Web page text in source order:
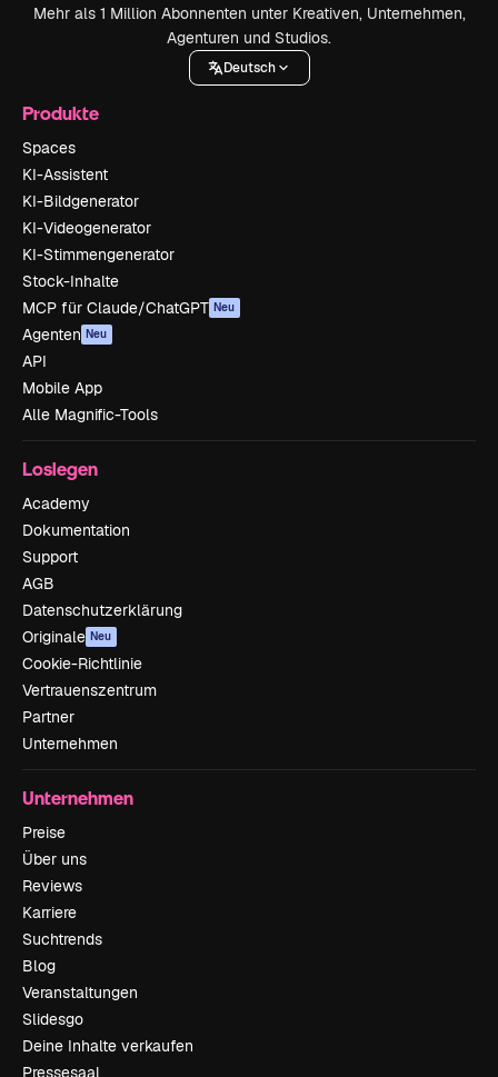
Mehr als 1 Million Abonnenten unter Kreativen, Unternehmen,
Agenturen und Studios.
Deutsch
Produkte
Spaces
KI-Assistent
KI-Bildgenerator
KI-Videogenerator
KI-Stimmengenerator
Stock-Inhalte
MCP für Claude/ChatGPT Neu
Agenten Neu
API
Mobile App
Alle Magnific-Tools
Loslegen
Academy
Dokumentation
Support
AGB
Datenschutzerklärung
Originale Neu
Cookie-Richtlinie
Vertrauenszentrum
Partner
Unternehmen
Unternehmen
Preise
Über uns
Reviews
Karriere
Suchtrends
Blog
Veranstaltungen
Slidesgo
Deine Inhalte verkaufen
Pressesaal